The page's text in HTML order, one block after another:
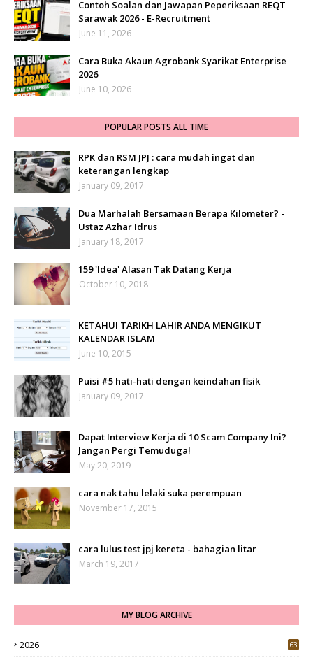
Contoh Soalan dan Jawapan Peperiksaan REQT
Sarawak 2026 - E-Recruitment
June 11, 2026
Cara Buka Akaun Agrobank Syarikat Enterprise
2026
June 10, 2026
POPULAR POSTS ALL TIME
RPK dan RSM JPJ : cara mudah ingat dan
keterangan lengkap
January 09, 2017
Dua Marhalah Bersamaan Berapa Kilometer? -
Ustaz Azhar Idrus
January 18, 2017
159 'Idea' Alasan Tak Datang Kerja
October 10, 2018
KETAHUI TARIKH LAHIR ANDA MENGIKUT
KALENDAR ISLAM
June 10, 2015
Puisi #5 hati-hati dengan keindahan fisik
January 09, 2017
Dapat Interview Kerja di 10 Scam Company Ini?
Jangan Pergi Temuduga!
May 20, 2019
cara nak tahu lelaki suka perempuan
November 17, 2015
cara lulus test jpj kereta - bahagian litar
March 19, 2017
MY BLOG ARCHIVE
2026 63